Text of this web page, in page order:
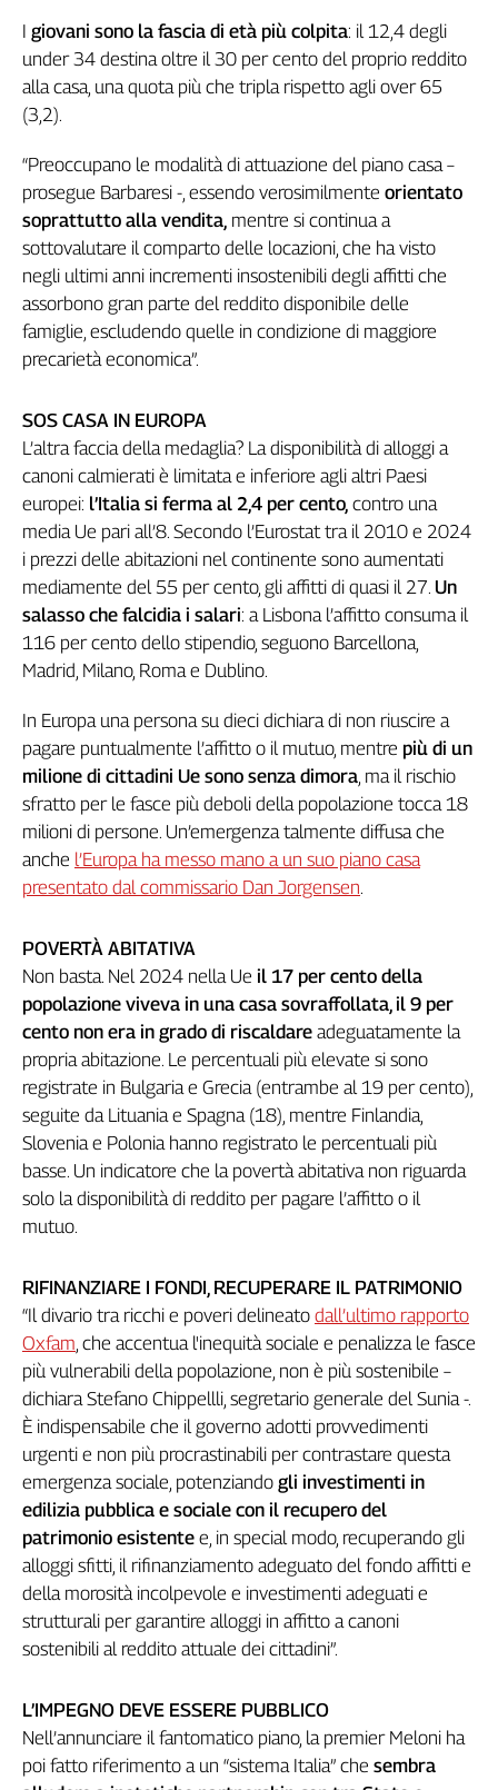
Lombardia
Marche
Piemonte
Puglia
Toscana
Trentino
Umbria
Veneto
Storico
1955-
2014
Cerca
Contatti
La
Newsletter
Social
I giovani sono la fascia di età più colpita: il 12,4 degli
under 34 destina oltre il 30 per cento del proprio reddito
alla casa, una quota più che tripla rispetto agli over 65
(3,2).
“Preoccupano le modalità di attuazione del piano casa –
prosegue Barbaresi -, essendo verosimilmente orientato
soprattutto alla vendita, mentre si continua a
sottovalutare il comparto delle locazioni, che ha visto
negli ultimi anni incrementi insostenibili degli affitti che
assorbono gran parte del reddito disponibile delle
famiglie, escludendo quelle in condizione di maggiore
precarietà economica”.
SOS CASA IN EUROPA
L’altra faccia della medaglia? La disponibilità di alloggi a
canoni calmierati è limitata e inferiore agli altri Paesi
europei: l’Italia si ferma al 2,4 per cento, contro una
media Ue pari all’8. Secondo l’Eurostat tra il 2010 e 2024
i prezzi delle abitazioni nel continente sono aumentati
mediamente del 55 per cento, gli affitti di quasi il 27. Un
salasso che falcidia i salari: a Lisbona l’affitto consuma il
116 per cento dello stipendio, seguono Barcellona,
Madrid, Milano, Roma e Dublino.
In Europa una persona su dieci dichiara di non riuscire a
pagare puntualmente l’affitto o il mutuo, mentre più di un
milione di cittadini Ue sono senza dimora, ma il rischio
sfratto per le fasce più deboli della popolazione tocca 18
milioni di persone. Un’emergenza talmente diffusa che
anche l’Europa ha messo mano a un suo piano casa
presentato dal commissario Dan Jorgensen.
POVERTÀ ABITATIVA
Non basta. Nel 2024 nella Ue il 17 per cento della
popolazione viveva in una casa sovraffollata, il 9 per
cento non era in grado di riscaldare adeguatamente la
propria abitazione. Le percentuali più elevate si sono
registrate in Bulgaria e Grecia (entrambe al 19 per cento),
seguite da Lituania e Spagna (18), mentre Finlandia,
Slovenia e Polonia hanno registrato le percentuali più
basse. Un indicatore che la povertà abitativa non riguarda
solo la disponibilità di reddito per pagare l’affitto o il
mutuo.
RIFINANZIARE I FONDI, RECUPERARE IL PATRIMONIO
“Il divario tra ricchi e poveri delineato dall’ultimo rapporto
Oxfam, che accentua l'inequità sociale e penalizza le fasce
più vulnerabili della popolazione, non è più sostenibile –
dichiara Stefano Chippellli, segretario generale del Sunia -.
È indispensabile che il governo adotti provvedimenti
urgenti e non più procrastinabili per contrastare questa
emergenza sociale, potenziando gli investimenti in
edilizia pubblica e sociale con il recupero del
patrimonio esistente e, in special modo, recuperando gli
alloggi sfitti, il rifinanziamento adeguato del fondo affitti e
della morosità incolpevole e investimenti adeguati e
strutturali per garantire alloggi in affitto a canoni
sostenibili al reddito attuale dei cittadini”.
L’IMPEGNO DEVE ESSERE PUBBLICO
Nell’annunciare il fantomatico piano, la premier Meloni ha
poi fatto riferimento a un “sistema Italia” che sembra